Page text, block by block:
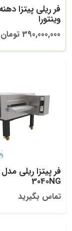
وینتورا
390,000,000 تومان
فر پیتزا ریلی مدل
3040NG
تماس بگیرید